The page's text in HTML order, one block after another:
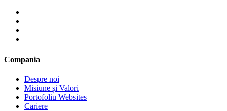
Compania
Despre noi
Misiune și Valori
Portofoliu Websites
Cariere